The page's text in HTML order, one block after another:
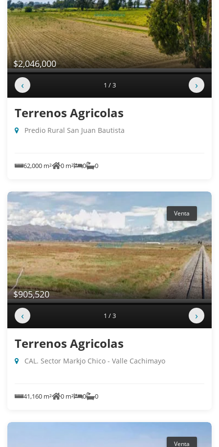
$2,046,000
‹ 1 / 3 ›
Terrenos Agricolas
Predio Rural San Juan Bautista
62,000 m² 0 m² 0 0
Venta
$905,520
‹ 1 / 3 ›
Terrenos Agricolas
CAL. Sector Markjo Chico - Valle Cachimayo
41,160 m² 0 m² 0 0
Venta